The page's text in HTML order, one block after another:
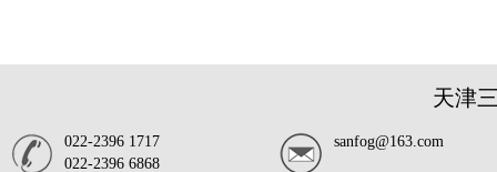
天津
022-2396 1717
022-2396 6868
sanfog@163.com